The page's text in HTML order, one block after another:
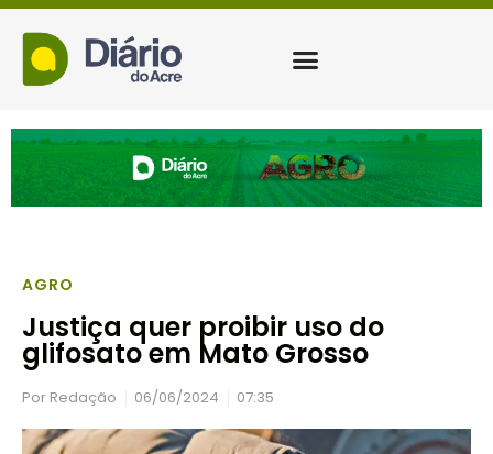
AGRO
Justiça quer proibir uso do
glifosato em Mato Grosso
Por Redação 06/06/2024 07:35